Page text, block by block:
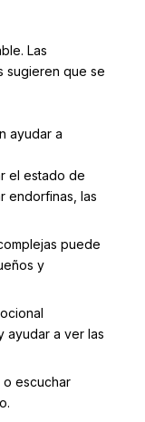
Las
sugieren que se
ayudar a
el estado de
endorfinas, las
puede
y
ayudar a ver las
o escuchar